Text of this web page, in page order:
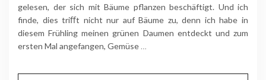
gelesen, der sich mit Bäume pflanzen beschäftigt. Und ich
finde, dies triﬀt nicht nur auf Bäume zu, denn ich habe in
diesem Frühling meinen grünen Daumen entdeckt und zum
ersten Mal angefangen, Gemüse …